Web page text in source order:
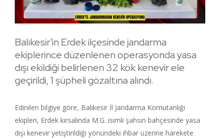
Balıkesir'in Erdek ilçesinde jandarma
ekiplerince düzenlenen operasyonda yasa
dışı ekildiği belirlenen 32 kök kenevir ele
geçirildi, 1 şüpheli gözaltına alındı.
Edinilen bilgiye göre, Balıkesir İl Jandarma Komutanlığı
ekipleri, Erdek kırsalında M.G. isimli şahsın bahçesinde yasa
dışı kenevir yetiştirildiği yönündeki ihbar üzerine harekete